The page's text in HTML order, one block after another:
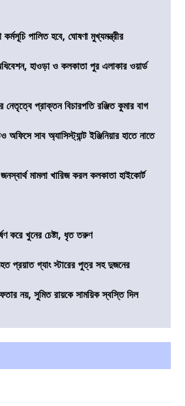
পালিত হবে, ঘোষণা মুখ্যমন্ত্রীর
হাওড়া ও কলকাতা পুর এলাকার ওয়ার্ড
প্রাক্তন বিচারপতি রঞ্জিত কুমার বাগ
অফিসে সাব অ্যাসিস্ট্যান্ট ইঞ্জিনিয়ার হাতে নাতে
মামলা খারিজ করল কলকাতা হাইকোর্ট
করে খুনের চেষ্টা, ধৃত তরুণ
প্রয়াত গ্যাং স্টারের পুত্র সহ দুজনের
নয়, সুমিত রায়কে সাময়িক স্বস্তি দিল